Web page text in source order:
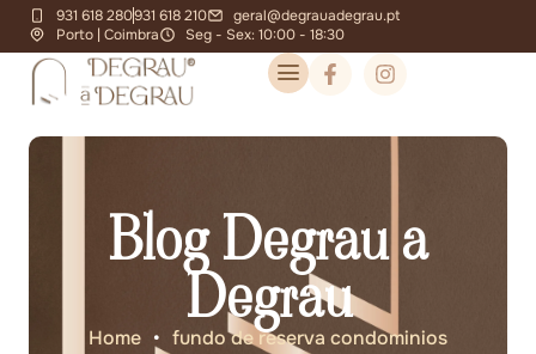
931 618 280931 618 210
geral@degrauadegrau.pt
Porto | Coimbra
Seg - Sex: 10:00 - 18:30
Blog Degrau a
Degrau
Home • fundo de reserva condominios